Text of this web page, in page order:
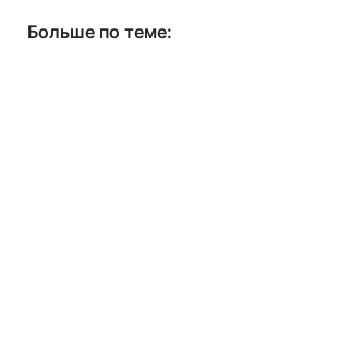
Больше по теме: